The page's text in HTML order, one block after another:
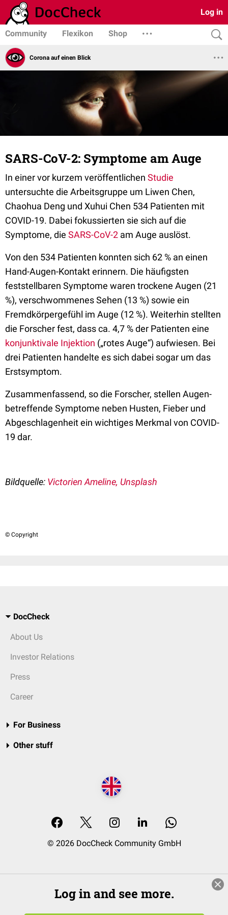
Log in
Community Flexikon Shop
Corona auf einen Blick
SARS-CoV-2: Symptome am Auge
In einer vor kurzem veröffentlichen Studie
untersuchte die Arbeitsgruppe um Liwen Chen,
Chaohua Deng und Xuhui Chen 534 Patienten mit
COVID-19. Dabei fokussierten sie sich auf die
Symptome, die SARS-CoV-2 am Auge auslöst.
Von den 534 Patienten konnten sich 62 % an einen
Hand-Augen-Kontakt erinnern. Die häufigsten
feststellbaren Symptome waren trockene Augen (21
%), verschwommenes Sehen (13 %) sowie ein
Fremdkörpergefühl im Auge (12 %). Weiterhin stellten
die Forscher fest, dass ca. 4,7 % der Patienten eine
konjunktivale Injektion („rotes Auge“) aufwiesen. Bei
drei Patienten handelte es sich dabei sogar um das
Erstsymptom.
Zusammenfassend, so die Forscher, stellen Augen-
betreffende Symptome neben Husten, Fieber und
Abgeschlagenheit ein wichtiges Merkmal von COVID-
19 dar.
Bildquelle: Victorien Ameline, Unsplash
© Copyright
DocCheck
About Us
Investor Relations
Press
Career
For Business
Other stuff
© 2026 DocCheck Community GmbH
Log in and see more.